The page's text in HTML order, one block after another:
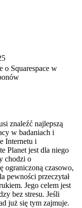
o Squarespace w
znaleźć najlepszą
w badaniach i
Internetu i
Planet jest dla niego
chodzi o
ograniczoną czasowo,
pewności przeczytał
Jego celem jest
bez stresu. Jeśli
już się tym zajmuje.